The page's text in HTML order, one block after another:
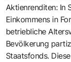
Aktienrenditen: In
Einkommens in
betriebliche
Bevölkerung
Staatsfonds.